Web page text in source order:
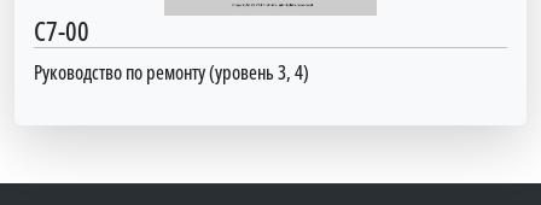
C7-00
Руководство по ремонту (уровень 3, 4)